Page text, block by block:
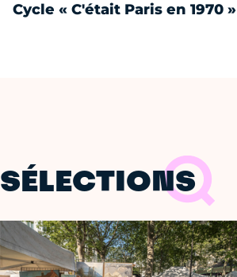
Cycle « C'était Paris en 1970 »
SÉLECTIONS